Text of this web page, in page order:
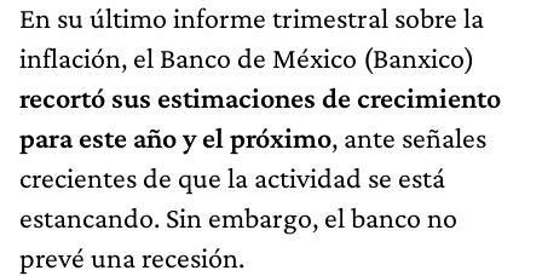
En su último informe trimestral sobre la
inflación, el Banco de México (Banxico)
recortó sus estimaciones de crecimiento
para este año y el próximo, ante señales
crecientes de que la actividad se está
estancando. Sin embargo, el banco no
prevé una recesión.